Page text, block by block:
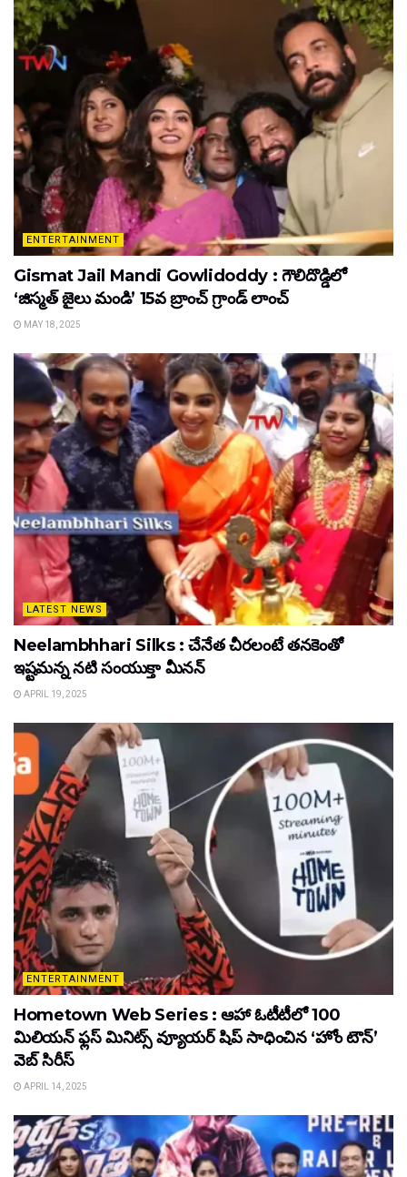
ENTERTAINMENT
Gismat Jail Mandi Gowlidoddy : గౌలిదొడ్డిలో
‘జిస్మత్ జైలు మండి’ 15వ బ్రాంచ్ గ్రాండ్ లాంచ్
MAY 18, 2025
LATEST NEWS
Neelambhhari Silks : చేనేత చీరలంటే తనకెంతో
ఇష్టమన్న నటి సంయుక్తా మీనన్‌
APRIL 19, 2025
ENTERTAINMENT
Hometown Web Series : ఆహా ఓటీటీలో 100
మిలియన్ ఫ్లస్ మినిట్స్ వ్యూయర్ షిప్ సాధించిన ‘హోం టౌన్’
వెబ్ సిరీస్
APRIL 14, 2025